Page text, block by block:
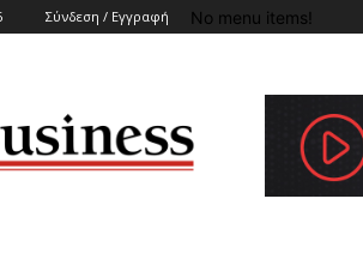
Σύνδεση / Εγγραφή No menu items!